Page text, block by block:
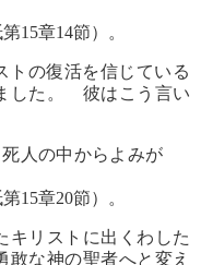
15章14節）。
トの復活を信じている
した。 彼はこう言い
人の中からよみが
15章20節）。
キリストに出くわした
敢な神の聖者へと変え